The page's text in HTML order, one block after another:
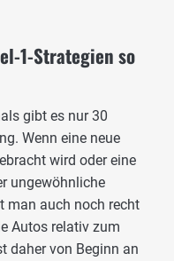
1-Strategien so
gibt es nur 30
Wenn eine neue
wird oder eine
ungewöhnliche
man auch noch recht
Autos relativ zum
daher von Beginn an